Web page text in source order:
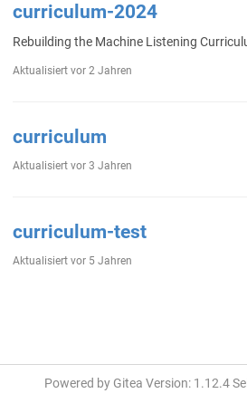
curriculum-2024
Rebuilding the Machine Listening
Aktualisiert vor 2 Jahren
curriculum
Aktualisiert vor 3 Jahren
curriculum-test
Aktualisiert vor 5 Jahren
Powered by Gitea Version: 1.12.4